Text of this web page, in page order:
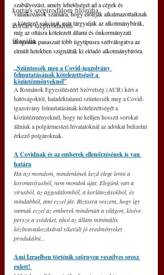
kortárs szépirodalom filozófia
kortárs szépirodalom
filozófia
szabályozást, amely lehetőséget ad a cégek és
vállalkozások számára, hogy előírják alkalmazottaiknak
a kötelező vakcinát, már tárgyalják az alkotmánybírák,
míg az oltásra kötelezett állami és önkormányzati
dolgozók panaszait több ügytípusra szétválogatva az
elmúlt hetekben szignálták ki előadó alkotmánybíróra.
„Szüntessék meg a Covid-igazolvány
felmutatásának kötelezettségét a
közintézményeknél”
A Románok Egyesüléséért Szövetség (AUR) kéri a
hatóságoktól, haladéktalanul szüntessék meg a Covid-
igazolvány felmutatásának kötelezettségét a
közintézményeknél, hogy ne kelljen hosszú sorokat
állniuk a polgármesteri hivataloknál az adóikat befizetni
érkező polgároknak.
A Covidnak és az emberek ellenőrzésének is van
határa
Ha azt mondom, mindenkinek kezd elege lenni a
koronavírusból, nem mondok újat. Elegünk van a
vírusból, az aggodalomból, a korlátozásokból, és
mindabból, ami ezzel jár. Biztosra veszem, hogy így
vannak ezzel az emberek mindenütt a világon, kivéve
persze a svédeket, ahol az állam minimális
közbeavatkozásával sikerült jó eredményeket
produkálni...
Ami Izraelben történik szörnyen veszélyes orosz
rulett!